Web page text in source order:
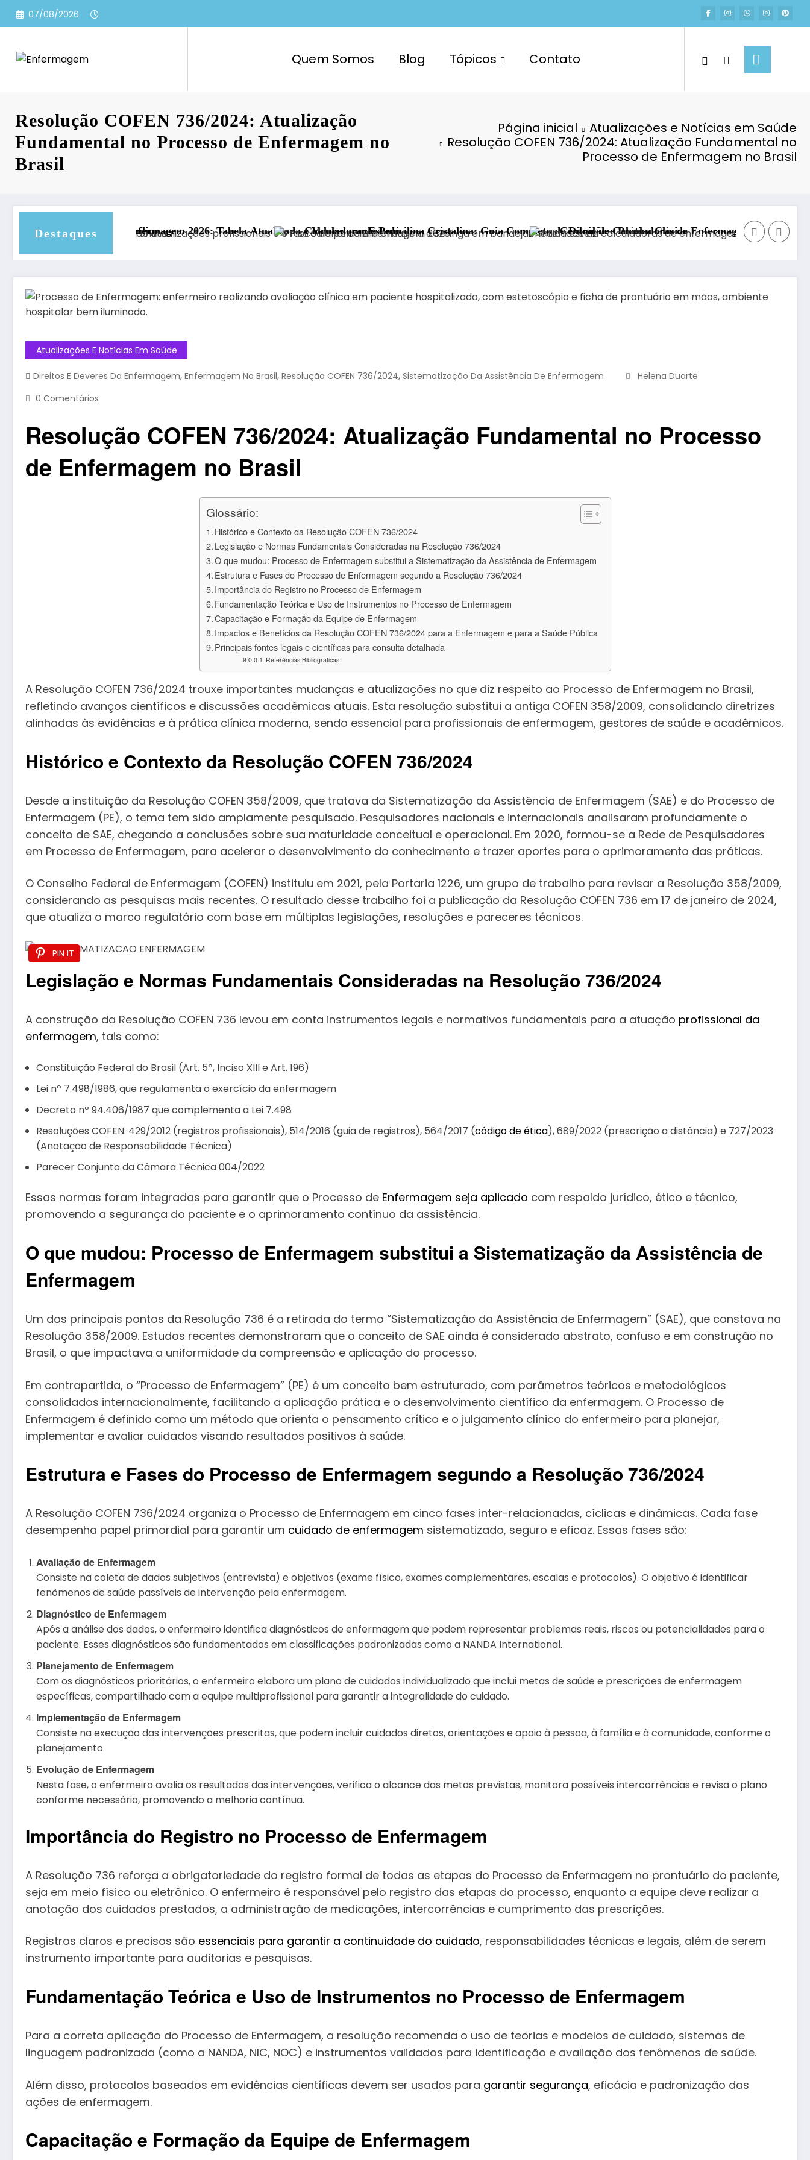
Pular
para
conteúdo
07/08/2026
Quem Somos Blog Tópicos Contato
Resolução COFEN 736/2024: Atualização
Fundamental no Processo de Enfermagem no
Brasil
Página inicial
Atualizações e Notícias em Saúde
Resolução COFEN 736/2024: Atualização Fundamental no
Processo de Enfermagem no Brasil
Destaques
Online 2026: Tabela Atualizada e Valores por EstadoCalculadora de Penicilina Cristalina: Guia Completo de Diluição e Prática ClínicaCentral de Calculadoras de Enfermagem Online: Agilidade no Plantão
Benefícios do Vinho
Atualizações E Notícias Em Saúde
Direitos E Deveres Da Enfermagem, Enfermagem No Brasil, Resolução COFEN 736/2024, Sistematização Da Assistência De Enfermagem
Helena Duarte
0 Comentários
Resolução COFEN 736/2024: Atualização Fundamental no Processo
de Enfermagem no Brasil
Glossário:
Histórico e Contexto da Resolução COFEN 736/2024
Legislação e Normas Fundamentais Consideradas na Resolução 736/2024
O que mudou: Processo de Enfermagem substitui a Sistematização da Assistência de Enfermagem
Estrutura e Fases do Processo de Enfermagem segundo a Resolução 736/2024
Importância do Registro no Processo de Enfermagem
Fundamentação Teórica e Uso de Instrumentos no Processo de Enfermagem
Capacitação e Formação da Equipe de Enfermagem
Impactos e Benefícios da Resolução COFEN 736/2024 para a Enfermagem e para a Saúde Pública
Principais fontes legais e científicas para consulta detalhada
Referências Bibliográficas:
A Resolução COFEN 736/2024 trouxe importantes mudanças e atualizações no que diz respeito ao Processo de Enfermagem no Brasil,
refletindo avanços científicos e discussões acadêmicas atuais. Esta resolução substitui a antiga COFEN 358/2009, consolidando diretrizes
alinhadas às evidências e à prática clínica moderna, sendo essencial para profissionais de enfermagem, gestores de saúde e acadêmicos.
Histórico e Contexto da Resolução COFEN 736/2024
Desde a instituição da Resolução COFEN 358/2009, que tratava da Sistematização da Assistência de Enfermagem (SAE) e do Processo de
Enfermagem (PE), o tema tem sido amplamente pesquisado. Pesquisadores nacionais e internacionais analisaram profundamente o
conceito de SAE, chegando a conclusões sobre sua maturidade conceitual e operacional. Em 2020, formou-se a Rede de Pesquisadores
em Processo de Enfermagem, para acelerar o desenvolvimento do conhecimento e trazer aportes para o aprimoramento das práticas.
O Conselho Federal de Enfermagem (COFEN) instituiu em 2021, pela Portaria 1226, um grupo de trabalho para revisar a Resolução 358/2009,
considerando as pesquisas mais recentes. O resultado desse trabalho foi a publicação da Resolução COFEN 736 em 17 de janeiro de 2024,
que atualiza o marco regulatório com base em múltiplas legislações, resoluções e pareceres técnicos.
PIN IT
Legislação e Normas Fundamentais Consideradas na Resolução 736/2024
A construção da Resolução COFEN 736 levou em conta instrumentos legais e normativos fundamentais para a atuação profissional da
enfermagem, tais como:
Constituição Federal do Brasil (Art. 5º, Inciso XIII e Art. 196)
Lei nº 7.498/1986, que regulamenta o exercício da enfermagem
Decreto nº 94.406/1987 que complementa a Lei 7.498
Resoluções COFEN: 429/2012 (registros profissionais), 514/2016 (guia de registros), 564/2017 (código de ética), 689/2022 (prescrição a distância) e 727/2023
(Anotação de Responsabilidade Técnica)
Parecer Conjunto da Câmara Técnica 004/2022
Essas normas foram integradas para garantir que o Processo de Enfermagem seja aplicado com respaldo jurídico, ético e técnico,
promovendo a segurança do paciente e o aprimoramento contínuo da assistência.
O que mudou: Processo de Enfermagem substitui a Sistematização da Assistência de
Enfermagem
Um dos principais pontos da Resolução 736 é a retirada do termo “Sistematização da Assistência de Enfermagem” (SAE), que constava na
Resolução 358/2009. Estudos recentes demonstraram que o conceito de SAE ainda é considerado abstrato, confuso e em construção no
Brasil, o que impactava a uniformidade da compreensão e aplicação do processo.
Em contrapartida, o “Processo de Enfermagem” (PE) é um conceito bem estruturado, com parâmetros teóricos e metodológicos
consolidados internacionalmente, facilitando a aplicação prática e o desenvolvimento científico da enfermagem. O Processo de
Enfermagem é definido como um método que orienta o pensamento crítico e o julgamento clínico do enfermeiro para planejar,
implementar e avaliar cuidados visando resultados positivos à saúde.
Estrutura e Fases do Processo de Enfermagem segundo a Resolução 736/2024
A Resolução COFEN 736/2024 organiza o Processo de Enfermagem em cinco fases inter-relacionadas, cíclicas e dinâmicas. Cada fase
desempenha papel primordial para garantir um cuidado de enfermagem sistematizado, seguro e eficaz. Essas fases são:
Avaliação de Enfermagem
Consiste na coleta de dados subjetivos (entrevista) e objetivos (exame físico, exames complementares, escalas e protocolos). O objetivo é identificar
fenômenos de saúde passíveis de intervenção pela enfermagem.
Diagnóstico de Enfermagem
Após a análise dos dados, o enfermeiro identifica diagnósticos de enfermagem que podem representar problemas reais, riscos ou potencialidades para o
paciente. Esses diagnósticos são fundamentados em classificações padronizadas como a NANDA International.
Planejamento de Enfermagem
Com os diagnósticos prioritários, o enfermeiro elabora um plano de cuidados individualizado que inclui metas de saúde e prescrições de enfermagem
específicas, compartilhado com a equipe multiprofissional para garantir a integralidade do cuidado.
Implementação de Enfermagem
Consiste na execução das intervenções prescritas, que podem incluir cuidados diretos, orientações e apoio à pessoa, à família e à comunidade, conforme o
planejamento.
Evolução de Enfermagem
Nesta fase, o enfermeiro avalia os resultados das intervenções, verifica o alcance das metas previstas, monitora possíveis intercorrências e revisa o plano
conforme necessário, promovendo a melhoria contínua.
Importância do Registro no Processo de Enfermagem
A Resolução 736 reforça a obrigatoriedade do registro formal de todas as etapas do Processo de Enfermagem no prontuário do paciente,
seja em meio físico ou eletrônico. O enfermeiro é responsável pelo registro das etapas do processo, enquanto a equipe deve realizar a
anotação dos cuidados prestados, a administração de medicações, intercorrências e cumprimento das prescrições.
Registros claros e precisos são essenciais para garantir a continuidade do cuidado, responsabilidades técnicas e legais, além de serem
instrumento importante para auditorias e pesquisas.
Fundamentação Teórica e Uso de Instrumentos no Processo de Enfermagem
Para a correta aplicação do Processo de Enfermagem, a resolução recomenda o uso de teorias e modelos de cuidado, sistemas de
linguagem padronizada (como a NANDA, NIC, NOC) e instrumentos validados para identificação e avaliação dos fenômenos de saúde.
Além disso, protocolos baseados em evidências científicas devem ser usados para garantir segurança, eficácia e padronização das
ações de enfermagem.
Capacitação e Formação da Equipe de Enfermagem